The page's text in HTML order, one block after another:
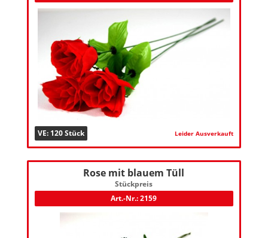
VE: 120 Stück Leider Ausverkauft
Rose mit blauem Tüll
Stückpreis
Art.-Nr.: 2159